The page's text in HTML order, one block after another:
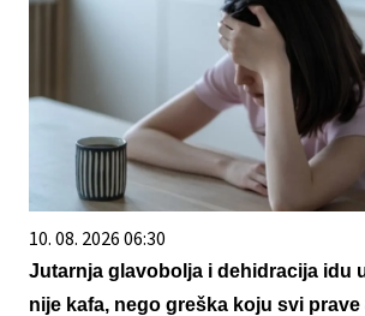
10. 08. 2026 06:30
Jutarnja glavobolja i dehidracija idu
nije kafa, nego greška koju svi prave